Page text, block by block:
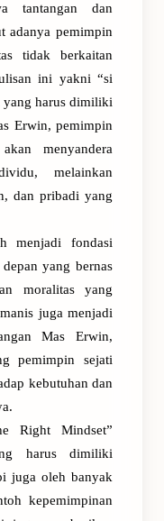
tantangan dan
adanya pemimpin
tidak berkaitan
ini yakni “si
harus dimiliki
Erwin, pemimpin
menyandera
melainkan
dan pribadi yang
menjadi fondasi
yang bernas
moralitas yang
juga menjadi
Mas Erwin,
pemimpin sejati
kebutuhan dan
Right Mindset”
harus dimiliki
juga oleh banyak
kepemimpinan